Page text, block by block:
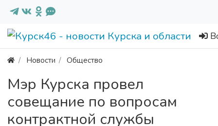
Новости Общество
Мэр Курска провел
совещание по вопросам
контрактной службы